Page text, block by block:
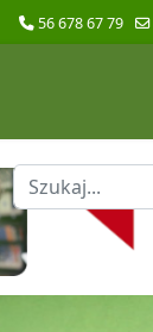
56 678 67 79
Szukaj